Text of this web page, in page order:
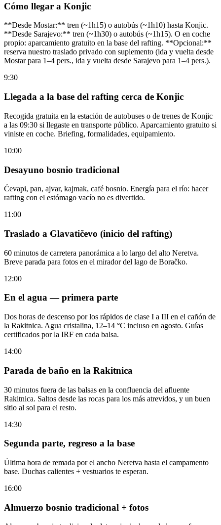
Cómo llegar a Konjic
**Desde Mostar:** tren (~1h15) o autobús (~1h10) hasta Konjic.
**Desde Sarajevo:** tren (~1h30) o autobús (~1h15). O en coche
propio: aparcamiento gratuito en la base del rafting. **Opcional:**
reserva nuestro traslado privado con suplemento (ida y vuelta desde
Mostar para 1–4 pers., ida y vuelta desde Sarajevo para 1–4 pers.).
9:30
Llegada a la base del rafting cerca de Konjic
Recogida gratuita en la estación de autobuses o de trenes de Konjic
a las 09:30 si llegaste en transporte público. Aparcamiento gratuito si
viniste en coche. Briefing, formalidades, equipamiento.
10:00
Desayuno bosnio tradicional
Ćevapi, pan, ajvar, kajmak, café bosnio. Energía para el río: hacer
rafting con el estómago vacío no es divertido.
11:00
Traslado a Glavatičevo (inicio del rafting)
60 minutos de carretera panorámica a lo largo del alto Neretva.
Breve parada para fotos en el mirador del lago de Boračko.
12:00
En el agua — primera parte
Dos horas de descenso por los rápidos de clase I a III en el cañón de
la Rakitnica. Agua cristalina, 12–14 °C incluso en agosto. Guías
certificados por la IRF en cada balsa.
14:00
Parada de baño en la Rakitnica
30 minutos fuera de las balsas en la confluencia del afluente
Rakitnica. Saltos desde las rocas para los más atrevidos, y un buen
sitio al sol para el resto.
14:30
Segunda parte, regreso a la base
Última hora de remada por el ancho Neretva hasta el campamento
base. Duchas calientes + vestuarios te esperan.
16:00
Almuerzo bosnio tradicional + fotos